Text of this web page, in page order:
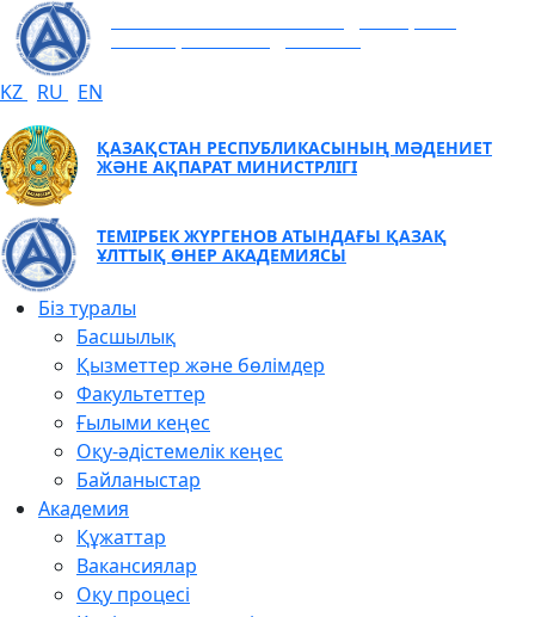
KZ RU EN
ҚАЗАҚСТАН РЕСПУБЛИКАСЫНЫҢ МӘДЕНИЕТ
ЖӘНЕ АҚПАРАТ МИНИСТРЛІГІ
ТЕМІРБЕК ЖҮРГЕНОВ АТЫНДАҒЫ ҚАЗАҚ
ҰЛТТЫҚ ӨНЕР АКАДЕМИЯСЫ
Біз туралы
Басшылық
Қызметтер және бөлімдер
Факультеттер
Ғылыми кеңес
Оқу-әдістемелік кеңес
Байланыстар
Академия
Құжаттар
Вакансиялар
Оқу процесі